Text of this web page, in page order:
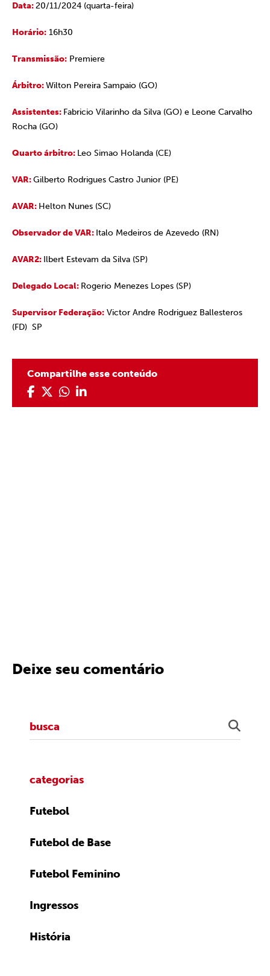
Data:20/11/2024 (quarta-feira)
Horário: 16h30
Transmissão: Premiere
Árbitro:Wilton Pereira Sampaio (GO)
Assistentes: Fabricio Vilarinho da Silva (GO) e Leone Carvalho
Rocha (GO)
Quarto árbitro: Leo Simao Holanda (CE)
VAR:Gilberto Rodrigues Castro Junior (PE)
AVAR: Helton Nunes (SC)
Observador de VAR: Italo Medeiros de Azevedo (RN)
AVAR2: Ilbert Estevam da Silva (SP)
Delegado Local: Rogerio Menezes Lopes (SP)
Supervisor Federação: Victor Andre Rodriguez Ballesteros
(FD) SP
Compartilhe esse conteúdo
Deixe seu comentário
categorias
Futebol
Futebol de Base
Futebol Feminino
Ingressos
História